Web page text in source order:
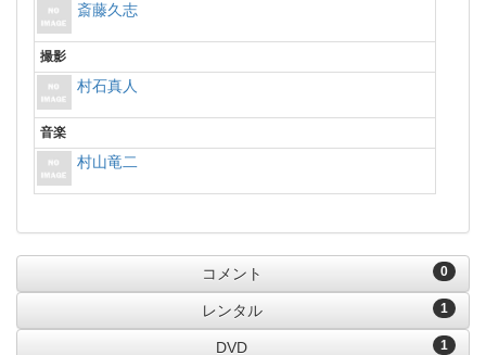
斎藤久志
撮影
村石真人
音楽
村山竜二
0
コメント
1
レンタル
1
DVD